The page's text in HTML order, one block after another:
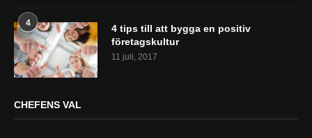
4
4 tips till att bygga en positiv
företagskultur
11 juli, 2017
CHEFENS VAL